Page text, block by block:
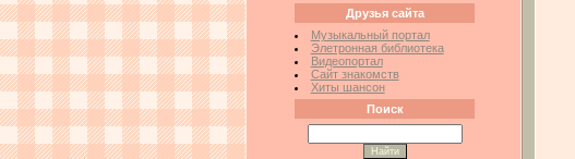
Друзья сайта
Музыкальный портал
Элетронная библиотека
Видеопортал
Сайт знакомств
Хиты шансон
Поиск